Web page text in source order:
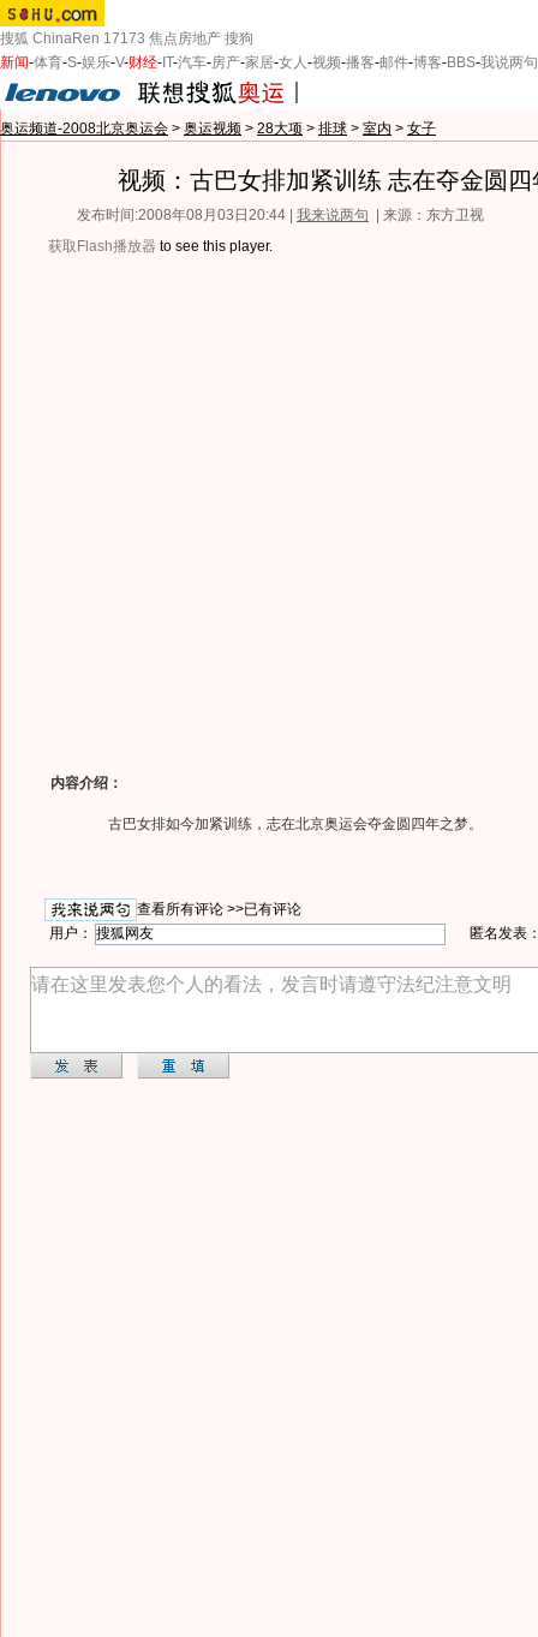
搜狐 ChinaRen 17173 焦点房地产 搜狗
新闻-体育-S-娱乐-V-财经- IT-汽车-房产-家居-女人-视频-播客-邮件-博客-BBS-我说两句
奥运频道-2008北京奥运会 > 奥运视频 > 28大项 > 排球 > 室内 > 女子
视频：古巴女排加紧训练 志在夺金圆四
发布时间:2008年08月03日20:44 | 我来说两句
| 来源：东方卫视
获取Flash播放器 to see this player.
内容介绍：
古巴女排如今加紧训练，志在北京奥运会夺金圆四年之梦。
查看所有评论 >>已有评论
用户：
匿名发表